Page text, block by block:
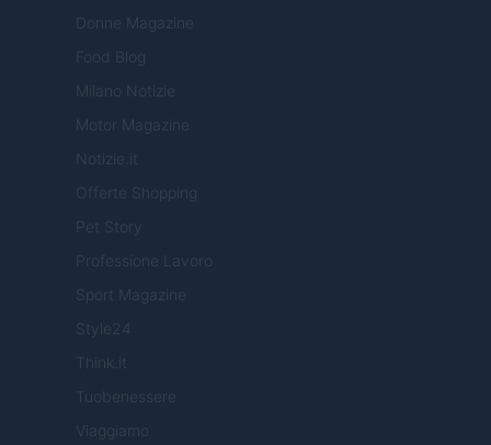
Donne Magazine
Food Blog
Milano Notizie
Motor Magazine
Notizie.it
Offerte Shopping
Pet Story
Professione Lavoro
Sport Magazine
Style24
Think.it
Tuobenessere
Viaggiamo